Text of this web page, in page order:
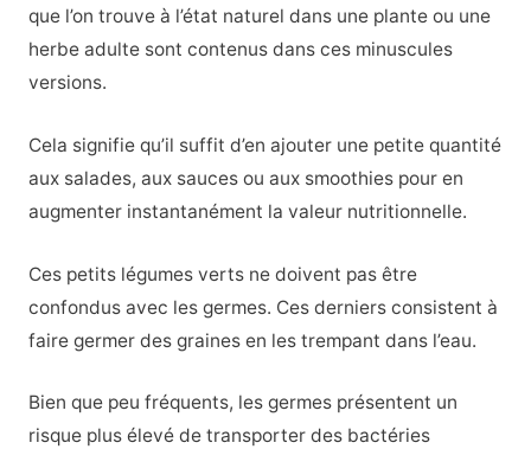
que l’on trouve à l’état naturel dans une plante ou une
herbe adulte sont contenus dans ces minuscules
versions.
Cela signifie qu’il suffit d’en ajouter une petite quantité
aux salades, aux sauces ou aux smoothies pour en
augmenter instantanément la valeur nutritionnelle.
Ces petits légumes verts ne doivent pas être
confondus avec les germes. Ces derniers consistent à
faire germer des graines en les trempant dans l’eau.
Bien que peu fréquents, les germes présentent un
risque plus élevé de transporter des bactéries